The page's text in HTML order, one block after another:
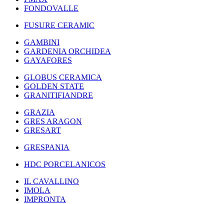
FONDOVALLE
FUSURE CERAMIC
GAMBINI
GARDENIA ORCHIDEA
GAYAFORES
GLOBUS CERAMICA
GOLDEN STATE
GRANITIFIANDRE
GRAZIA
GRES ARAGON
GRESART
GRESPANIA
HDC PORCELANICOS
IL CAVALLINO
IMOLA
IMPRONTA